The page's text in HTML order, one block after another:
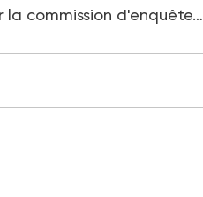
la commission d'enquête…